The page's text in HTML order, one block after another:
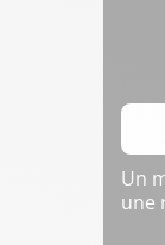
Un
une